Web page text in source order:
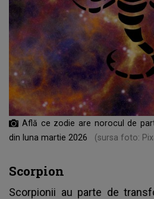
Află ce zodie are norocul de
din luna martie 2026
(sursa foto:
Scorpion
Scorpionii au parte de